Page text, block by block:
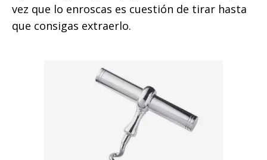
vez que lo enroscas es cuestión de tirar hasta
que consigas extraerlo.